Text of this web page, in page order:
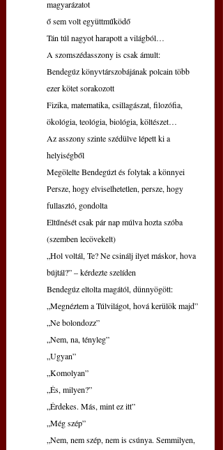
magyarázatot
ő sem volt együttműködő
Tán túl nagyot harapott a világból…
A szomszédasszony is csak ámult:
Bendegúz könyvtárszobájának polcain több
ezer kötet sorakozott
Fizika, matematika, csillagászat, filozófia,
ökológia, teológia, biológia, költészet…
Az asszony szinte szédülve lépett ki a
helyiségből
Megölelte Bendegúzt és folytak a könnyei
Persze, hogy elviselhetetlen, persze, hogy
fullasztó, gondolta
Eltűnését csak pár nap múlva hozta szóba
(szemben lecövekelt)
„Hol voltál, Te? Ne csinálj ilyet máskor, hova
bújtál?” – kérdezte szelíden
Bendegúz eltolta magától, dünnyögött:
„Megnéztem a Túlvilágot, hová kerülök majd”
„Ne bolondozz”
„Nem, na, tényleg”
„Ugyan”
„Komolyan”
„És, milyen?”
„Érdekes. Más, mint ez itt”
„Még szép”
„Nem, nem szép, nem is csúnya. Semmilyen,